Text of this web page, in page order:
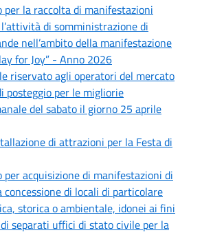
per la raccolta di manifestazioni
di somministrazione di
nell’ambito della manifestazione
for Joy” - Anno 2026
riservato agli operatori del mercato
posteggio per le migliorie
del sabato il giorno 25 aprile
di attrazioni per la Festa di
per acquisizione di manifestazioni di
concessione di locali di particolare
storica o ambientale, idonei ai fini
separati uffici di stato civile per la